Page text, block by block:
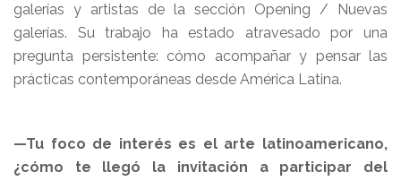
galerías y artistas de la sección Opening / Nuevas
galerías. Su trabajo ha estado atravesado por una
pregunta persistente: cómo acompañar y pensar las
prácticas contemporáneas desde América Latina.
—Tu foco de interés es el arte latinoamericano,
¿cómo te llegó la invitación a participar del